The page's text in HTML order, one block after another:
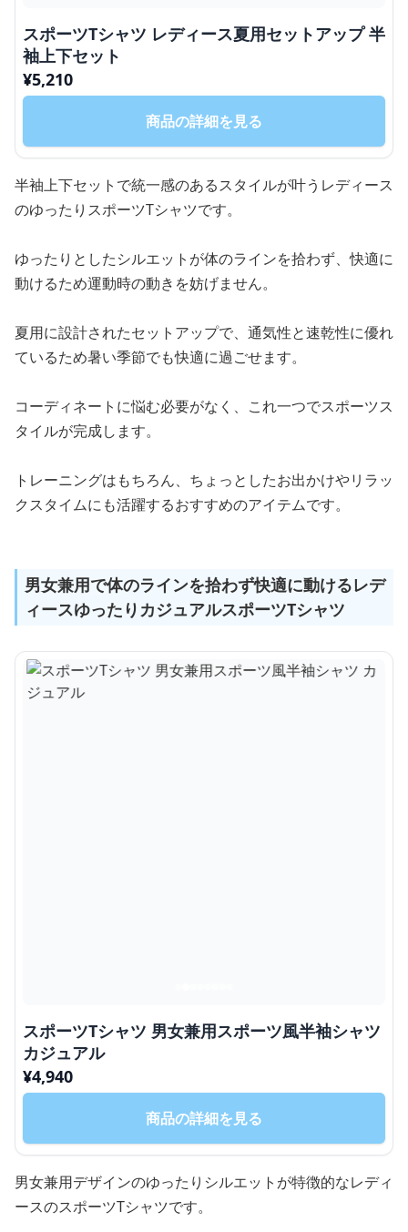
スポーツTシャツ レディース夏用セットアップ 半
袖上下セット
¥5,210
商品の詳細を見る
半袖上下セットで統一感のあるスタイルが叶うレディース
のゆったりスポーツTシャツです。
ゆったりとしたシルエットが体のラインを拾わず、快適に
動けるため運動時の動きを妨げません。
夏用に設計されたセットアップで、通気性と速乾性に優れ
ているため暑い季節でも快適に過ごせます。
コーディネートに悩む必要がなく、これ一つでスポーツス
タイルが完成します。
トレーニングはもちろん、ちょっとしたお出かけやリラッ
クスタイムにも活躍するおすすめのアイテムです。
男女兼用で体のラインを拾わず快適に動けるレデ
ィースゆったりカジュアルスポーツTシャツ
スポーツTシャツ 男女兼用スポーツ風半袖シャツ
カジュアル
¥4,940
商品の詳細を見る
男女兼用デザインのゆったりシルエットが特徴的なレディ
ースのスポーツTシャツです。